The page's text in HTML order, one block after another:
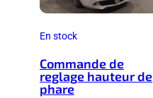
En stock
Commande de
reglage hauteur de
phare